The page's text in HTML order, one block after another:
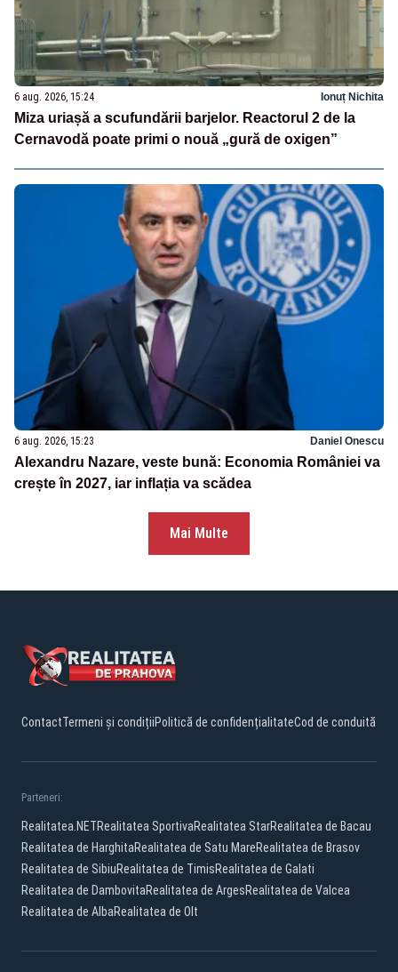
6 aug. 2026, 15:24 Ionuț Nichita
Miza uriașă a scufundării barjelor. Reactorul 2 de la
Cernavodă poate primi o nouă „gură de oxigen”
6 aug. 2026, 15:23 Daniel Onescu
Alexandru Nazare, veste bună: Economia României va
crește în 2027, iar inflația va scădea
Mai Multe
ContactTermeni și condițiiPolitică de confidențialitateCod de conduită
Parteneri:
Realitatea.NETRealitatea SportivaRealitatea StarRealitatea de Bacau
Realitatea de HarghitaRealitatea de Satu MareRealitatea de Brasov
Realitatea de SibiuRealitatea de TimisRealitatea de Galati
Realitatea de DambovitaRealitatea de ArgesRealitatea de Valcea
Realitatea de AlbaRealitatea de Olt